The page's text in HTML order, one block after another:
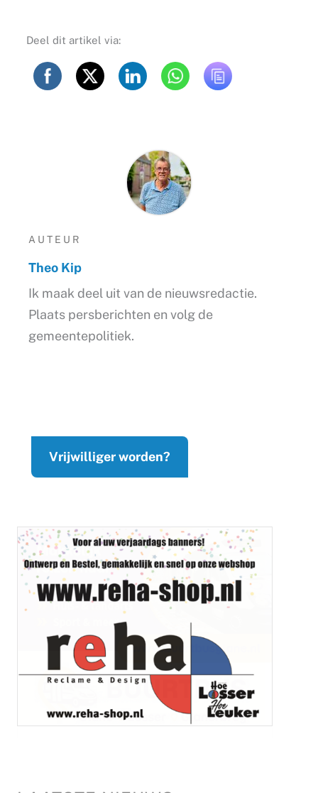
Deel dit artikel via:
AUTEUR
Theo Kip
Ik maak deel uit van de nieuwsredactie.
Plaats persberichten en volg de
gemeentepolitiek.
Vrijwilliger worden?